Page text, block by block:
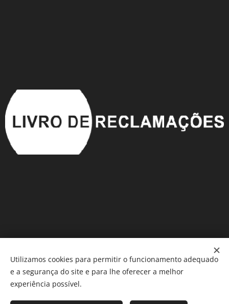
Móveis em Saldo ®️ Cookies
Utilizamos cookies para permitir o funcionamento adequado
e a segurança do site e para lhe oferecer a melhor
experiência possível.